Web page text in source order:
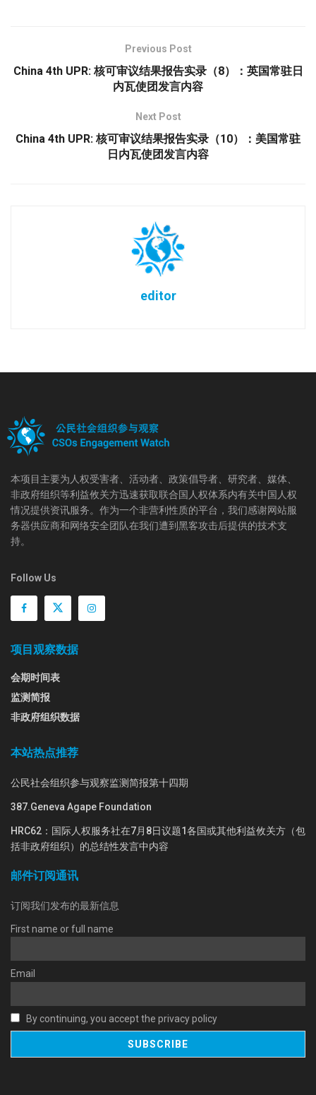
Previous Post
China 4th UPR: 核可审议结果报告实录（8）：英国常驻日
内瓦使团发言内容
Next Post
China 4th UPR: 核可审议结果报告实录（10）：美国常驻
日内瓦使团发言内容
editor
本项目主要为人权受害者、活动者、政策倡导者、研究者、媒体、
非政府组织等利益攸关方迅速获取联合国人权体系内有关中国人权
情况提供资讯服务。作为一个非营利性质的平台，我们感谢网站服
务器供应商和网络安全团队在我们遭到黑客攻击后提供的技术支
持。
Follow Us
项目观察数据
会期时间表
监测简报
非政府组织数据
本站热点推荐
公民社会组织参与观察监测简报第十四期
387.Geneva Agape Foundation
HRC62：国际人权服务社在7月8日议题1各国或其他利益攸关方（包
括非政府组织）的总结性发言中内容
邮件订阅通讯
订阅我们发布的最新信息
First name or full name
Email
By continuing, you accept the privacy policy